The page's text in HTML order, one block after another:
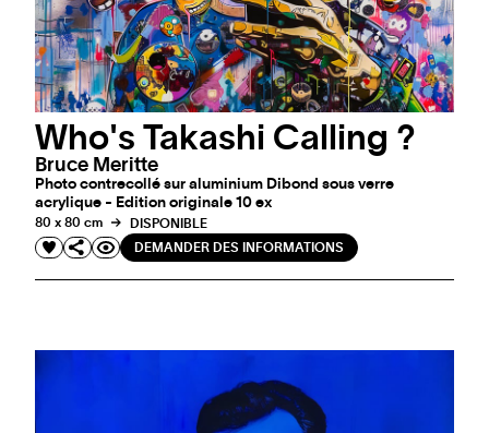
Who's Takashi Calling ?
Bruce Meritte
Photo contrecollé sur aluminium Dibond sous verre
acrylique - Edition originale 10 ex
80 x 80 cm
DISPONIBLE
DEMANDER DES INFORMATIONS